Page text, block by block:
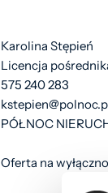
Karolina Stępień
Licencja
575 240 283
PÓŁNOC
Oferta na